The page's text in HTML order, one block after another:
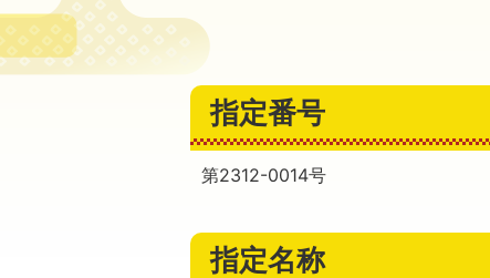
指定番号
第2312-0014号
指定名称